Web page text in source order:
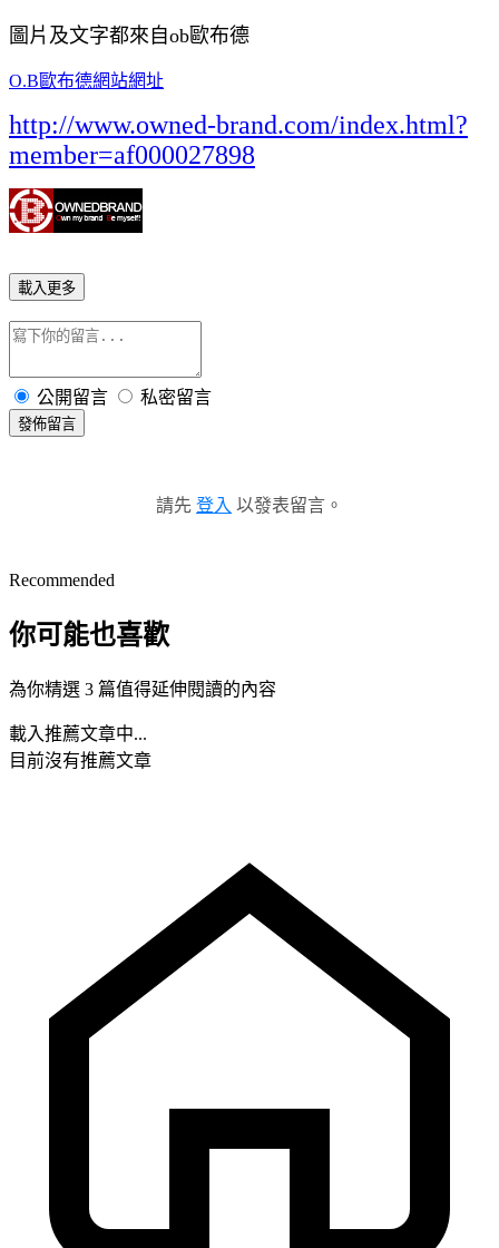
圖片及文字都來自ob歐布德
O.B歐布德網站網址
http://www.owned-brand.com/index.html?
member=af000027898
載入更多
公開留言 私密留言
發佈留言
請先 登入 以發表留言。
Recommended
你可能也喜歡
為你精選 3 篇值得延伸閱讀的內容
載入推薦文章中...
目前沒有推薦文章